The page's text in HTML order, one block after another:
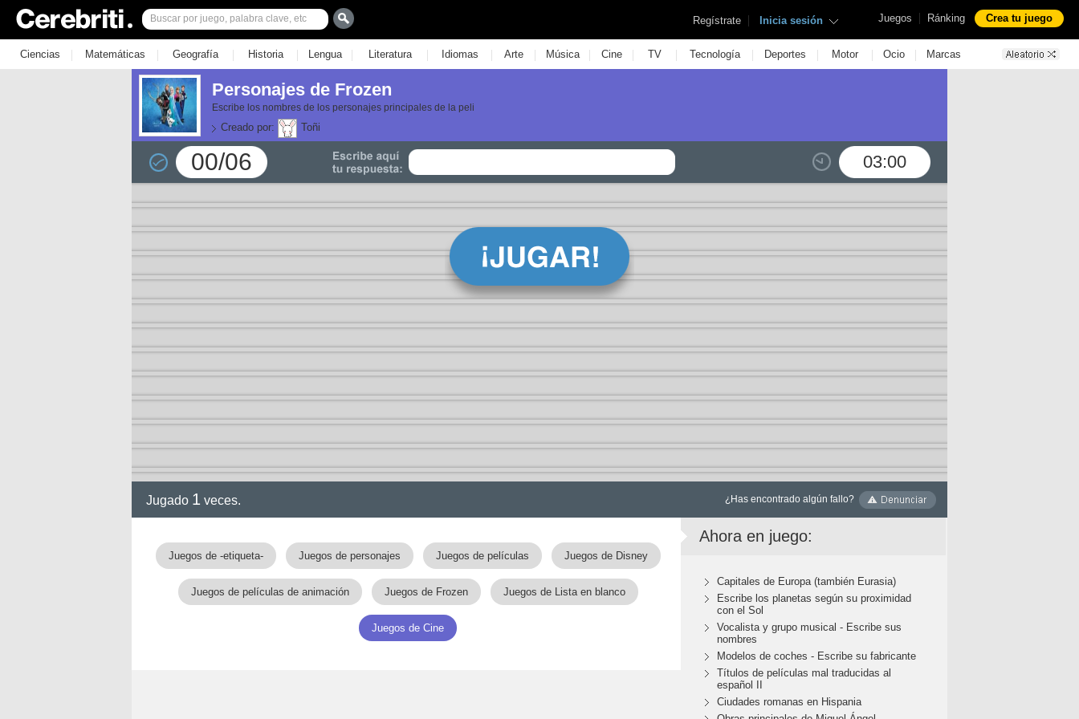
Juegos | Ránking Crea tu juego
Regístrate | Inicia sesión
Ciencias | Matemáticas | Geografía | Historia | Lengua | Literatura | Idiomas | Arte | Música | Cine | TV | Tecnología | Deportes | Motor | Ocio | Marcas
Personajes de Frozen
Escribe los nombres de los personajes principales de la peli
Creado por: Toñi
00/06 03:00
Jugado 1 veces. ¿Has encontrado algún fallo?
Juegos de -etiqueta- Juegos de personajes Juegos de películas Juegos de Disney
Juegos de películas de animación Juegos de Frozen Juegos de Lista en blanco
Juegos de Cine
Ahora en juego:
Capitales de Europa (también Eurasia)
Escribe los planetas según su proximidad
con el Sol
Vocalista y grupo musical - Escribe sus
nombres
Modelos de coches - Escribe su fabricante
Títulos de películas mal traducidas al
español II
Ciudades romanas en Hispania